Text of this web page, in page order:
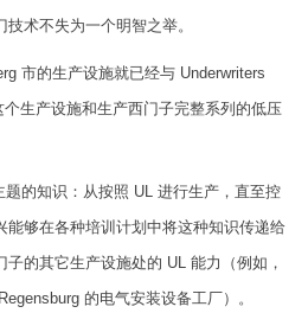
术不失为一个明智之举。
市的生产设施就已经与 Underwriters
生产设施和生产西门子完整系列的低压
的知识：从按照 UL 进行生产，直至控
能够在各种培训计划中将这种知识传递给
的其它生产设施处的 UL 能力（例如，
的电气安装设备工厂）。